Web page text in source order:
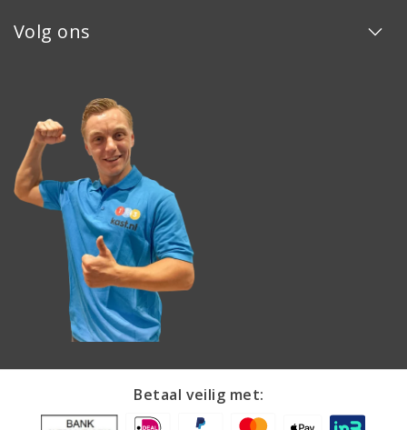
Volg ons
Betaal veilig met: